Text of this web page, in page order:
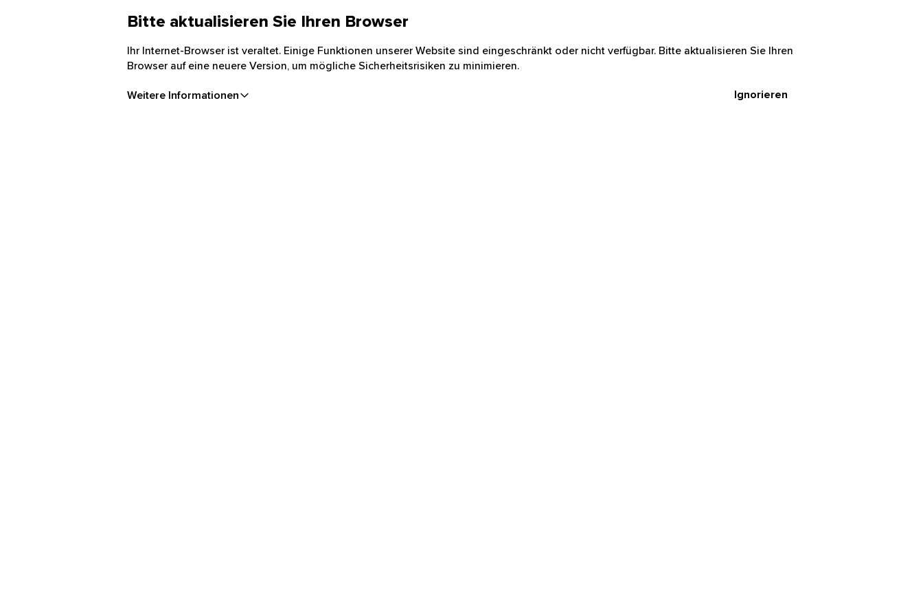
Bitte aktualisieren Sie Ihren Browser
Ihr Internet-Browser ist veraltet. Einige Funktionen unserer Website sind eingeschränkt oder nicht verfügbar. Bitte aktualisieren Sie Ihren
Browser auf eine neuere Version, um mögliche Sicherheitsrisiken zu minimieren.
Weitere Informationen Ignorieren